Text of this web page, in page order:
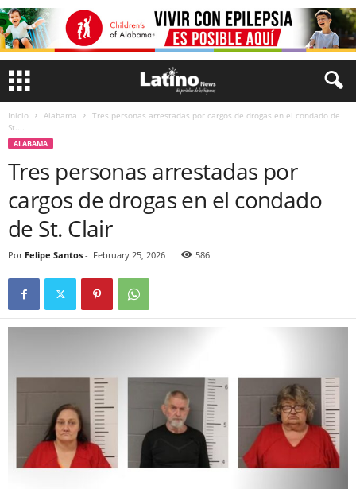
Inicio Alabama
Tres personas arrestadas por cargos de drogas en el condado de
St....
ALABAMA
Tres personas arrestadas por
cargos de drogas en el condado
de St. Clair
Por Felipe Santos - February 25, 2026 586